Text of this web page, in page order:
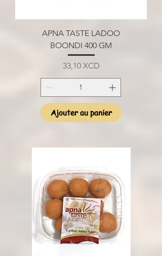
APNA TASTE LADOO
BOONDI 400 GM
Prix
33,10 XCD
Ajouter au panier